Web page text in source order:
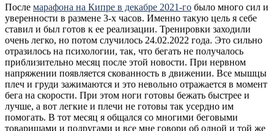
После марафона на Кипре в декабре 2021-го было много сил и
уверенности в размене 3-х часов. Именно такую цель я себе
ставил и был готов к ее реализации. Тренировки заходили
очень легко, но потом случилось 24.02.2022 года. Это сильно
отразилось на психологии, так, что бегать не получалось
приблизительно месяц после этой новости. При нервном
напряжении появляется скованность в движении. Все мышцы
плеч и груди зажимаются и это невольно отражается в момент
бега на скорости. При этом ноги готовы бежать быстрее и
лучше, а вот легкие и плечи не готовы так усердно им
помогать. В тот месяц я общался со многими беговыми
товарищами и подругами и все мне говори об одной и той же